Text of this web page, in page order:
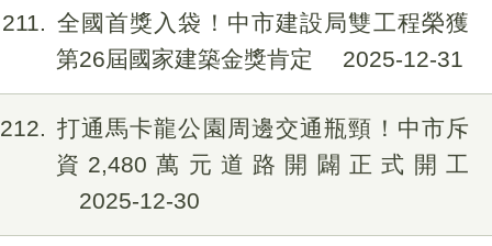
211
全國首獎入袋！中市建設局雙工程榮獲
第26屆國家建築金獎肯定
2025-12-31
212
打通馬卡龍公園周邊交通瓶頸！中市斥
資2,480萬元道路開闢正式開工
2025-12-30